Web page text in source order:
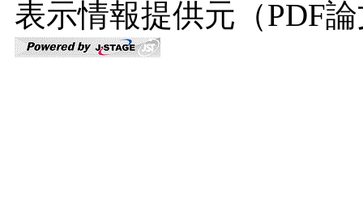
表示情報提供元（PDF